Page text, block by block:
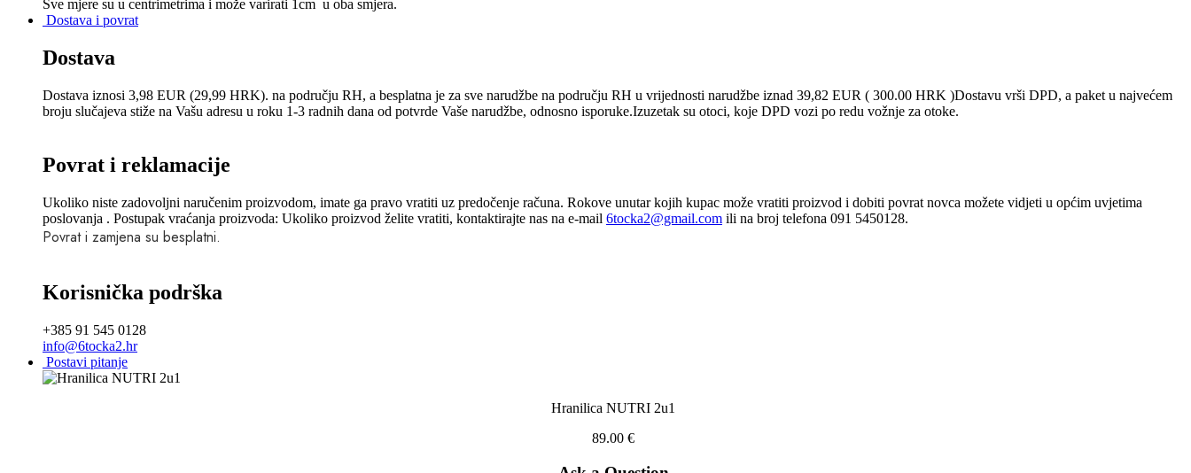
Sve mjere su u centrimetrima i može varirati 1cm u oba smjera.
Dostava i povrat
Dostava
Dostava iznosi 3,98 EUR (29,99 HRK). na području RH, a besplatna je za sve narudžbe na području RH u vrijednosti narudžbe iznad 39,82 EUR ( 300.00 HRK )Dostavu vrši DPD, a paket u najvećem
broju slučajeva stiže na Vašu adresu u roku 1-3 radnih dana od potvrde Vaše narudžbe, odnosno isporuke.Izuzetak su otoci, koje DPD vozi po redu vožnje za otoke.
Povrat i reklamacije
Ukoliko niste zadovoljni naručenim proizvodom, imate ga pravo vratiti uz predočenje računa. Rokove unutar kojih kupac može vratiti proizvod i dobiti povrat novca možete vidjeti u općim uvjetima
poslovanja . Postupak vraćanja proizvoda: Ukoliko proizvod želite vratiti, kontaktirajte nas na e-mail 6tocka2@gmail.com ili na broj telefona 091 5450128.
Povrat i zamjena su besplatni.
Korisnička podrška
+385 91 545 0128
info@6tocka2.hr
Postavi pitanje
Hranilica NUTRI 2u1
89.00 €